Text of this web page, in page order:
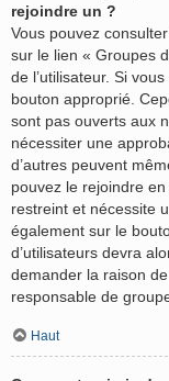
rejoindre un ?
Vous pouvez
sur le lien « Groupes
de l’utilisateur. Si
bouton approprié.
sont pas ouverts aux
nécessiter une
d’autres peuvent
pouvez le rejoindre
restreint et nécessite
également sur le
d’utilisateurs devra
demander la raison
responsable de
Haut